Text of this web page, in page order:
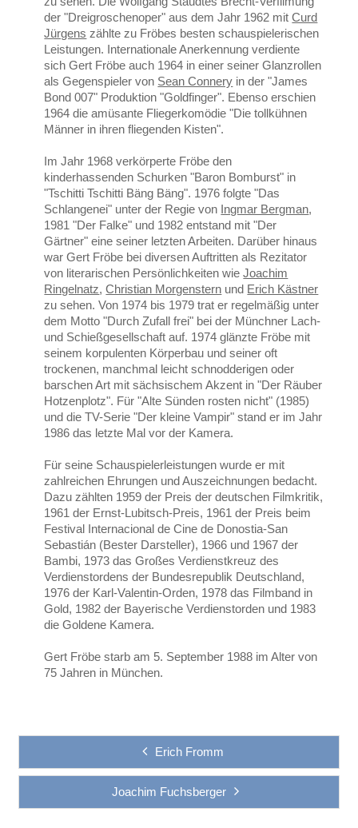
der "Dreigroschenoper" aus dem Jahr 1962 mitCurd
Jürgens zählte zu Fröbes besten schauspielerischen
Leistungen. Internationale Anerkennung verdiente
sich Gert Fröbe auch 1964 in einer seiner Glanzrollen
als Gegenspieler von Sean Connery in der "James
Bond 007" Produktion "Goldfinger". Ebenso erschien
1964 die amüsante Fliegerkomödie "Die tollkühnen
Männer in ihren fliegenden Kisten".
Im Jahr 1968 verkörperte Fröbe den
kinderhassenden Schurken "Baron Bomburst" in
"Tschitti Tschitti Bäng Bäng". 1976 folgte "Das
Schlangenei" unter der Regie von Ingmar Bergman,
1981 "Der Falke" und 1982 entstand mit "Der
Gärtner" eine seiner letzten Arbeiten. Darüber hinaus
war Gert Fröbe bei diversen Auftritten als Rezitator
von literarischen Persönlichkeiten wieJoachim
Ringelnatz,Christian Morgenstern und Erich Kästner
zu sehen. Von 1974 bis 1979 trat er regelmäßig unter
dem Motto "Durch Zufall frei" bei der Münchner Lach-
und Schießgesellschaft auf. 1974 glänzte Fröbe mit
seinem korpulenten Körperbau und seiner oft
trockenen, manchmal leicht schnodderigen oder
barschen Art mit sächsischem Akzent in "Der Räuber
Hotzenplotz". Für "Alte Sünden rosten nicht" (1985)
und die TV-Serie "Der kleine Vampir" stand er im Jahr
1986 das letzte Mal vor der Kamera.
Für seine Schauspielerleistungen wurde er mit
zahlreichen Ehrungen und Auszeichnungen bedacht.
Dazu zählten 1959 der Preis der deutschen Filmkritik,
1961 der Ernst-Lubitsch-Preis, 1961 der Preis beim
Festival Internacional de Cine de Donostia-San
Sebastián (Bester Darsteller), 1966 und 1967 der
Bambi, 1973 das Großes Verdienstkreuz des
Verdienstordens der Bundesrepublik Deutschland,
1976 der Karl-Valentin-Orden, 1978 das Filmband in
Gold, 1982 der Bayerische Verdienstorden und 1983
die Goldene Kamera.
Gert Fröbe starb am 5. September 1988 im Alter von
75 Jahren in München.
Erich Fromm
Joachim Fuchsberger